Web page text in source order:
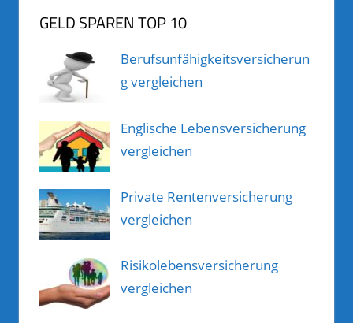
GELD SPAREN TOP 10
Berufsunfähigkeitsversicherun
g vergleichen
Englische Lebensversicherung
vergleichen
Private Rentenversicherung
vergleichen
Risikolebensversicherung
vergleichen